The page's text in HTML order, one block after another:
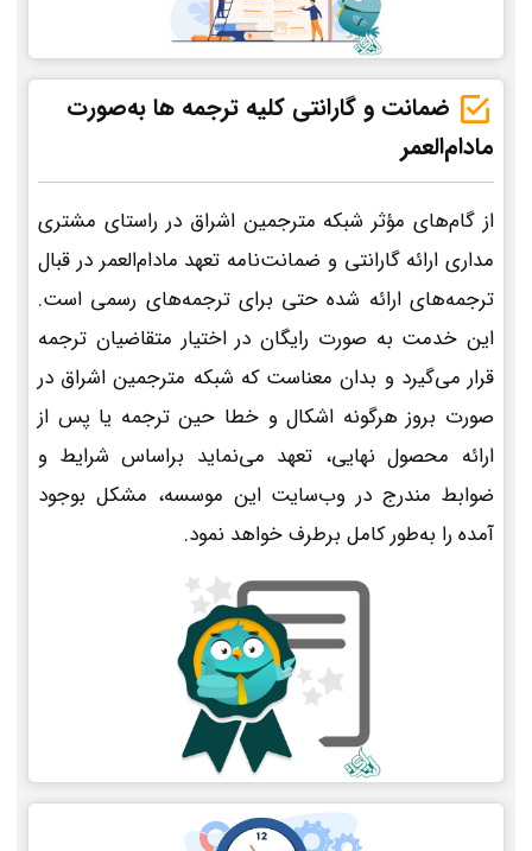
ضمانت و گارانتی کلیه ترجمه ها به‌صورت
مادام‌العمر
از گام‌های مؤثر شبکه مترجمین اشراق در راستای مشتری
مداری ارائه گارانتی و ضمانت‌نامه تعهد مادام‌العمر در قبال
ترجمه‌های ارائه شده حتی برای ترجمه‌های رسمی است.
این خدمت به صورت رایگان در اختیار متقاضیان ترجمه
قرار می‌گیرد و بدان معناست که شبکه مترجمین اشراق در
صورت بروز هرگونه اشکال و خطا حین ترجمه یا پس از
ارائه محصول نهایی، تعهد می‌نماید براساس شرایط و
ضوابط مندرج در وب‌سایت این موسسه، مشکل بوجود
آمده را به‌طور کامل برطرف خواهد نمود.